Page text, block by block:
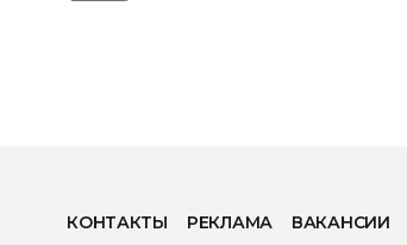
КОНТАКТЫ РЕКЛАМА ВАКАНСИИ